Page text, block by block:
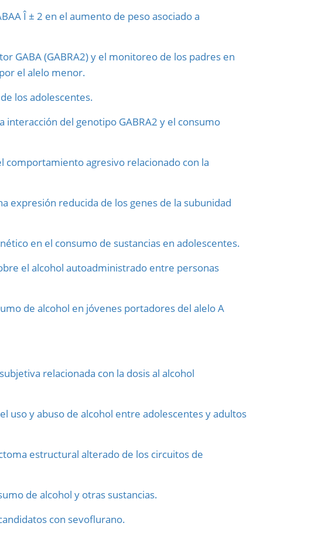
Î ± 2 en el aumento de peso asociado a
GABA (GABRA2) y el monitoreo de los padres en
el alelo menor.
los adolescentes.
interacción del genotipo GABRA2 y el consumo
comportamiento agresivo relacionado con la
expresión reducida de los genes de la subunidad
en el consumo de sustancias en adolescentes.
el alcohol autoadministrado entre personas
de alcohol en jóvenes portadores del alelo A
relacionada con la dosis al alcohol
uso y abuso de alcohol entre adolescentes y adultos
estructural alterado de los circuitos de
de alcohol y otras sustancias.
con sevoflurano.